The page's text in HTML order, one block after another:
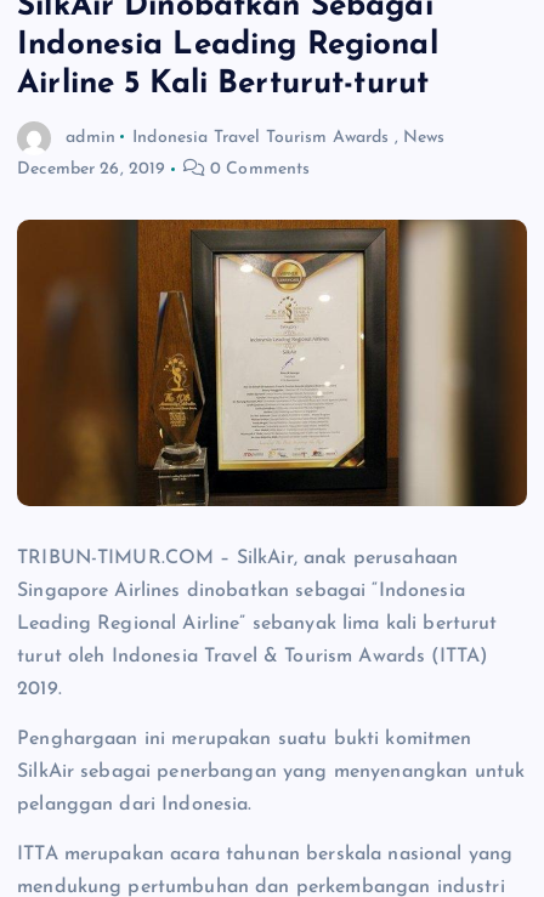
Indonesia Leading Regional
Airline 5 Kali Berturut-turut
admin Indonesia Travel Tourism Awards , News
December 26, 2019
0 Comments
TRIBUN-TIMUR.COM – SilkAir, anak perusahaan
Singapore Airlines dinobatkan sebagai “Indonesia
Leading Regional Airline” sebanyak lima kali berturut
turut oleh Indonesia Travel & Tourism Awards (ITTA)
2019.
Penghargaan ini merupakan suatu bukti komitmen
SilkAir sebagai penerbangan yang menyenangkan untuk
pelanggan dari Indonesia.
ITTA merupakan acara tahunan berskala nasional yang
mendukung pertumbuhan dan perkembangan industri